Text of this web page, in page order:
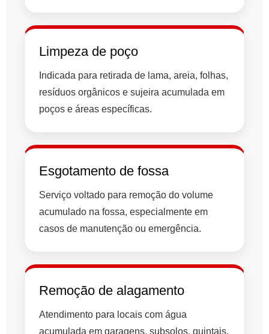
Limpeza de poço
Indicada para retirada de lama, areia, folhas,
resíduos orgânicos e sujeira acumulada em
poços e áreas específicas.
Esgotamento de fossa
Serviço voltado para remoção do volume
acumulado na fossa, especialmente em
casos de manutenção ou emergência.
Remoção de alagamento
Atendimento para locais com água
acumulada em garagens, subsolos, quintais,